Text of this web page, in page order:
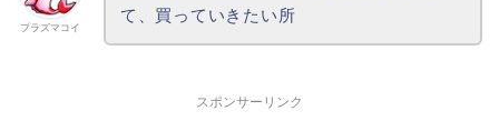
プラズマコイ
て、買っていきたい所
スポンサーリンク